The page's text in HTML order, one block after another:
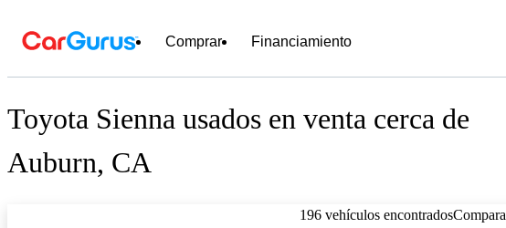
Comprar Financiamiento
Toyota Sienna usados en venta cerca de
Auburn, CA
196 vehículos encontradosCompara